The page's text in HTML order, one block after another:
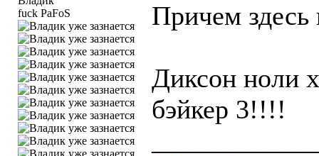
fuck PaFoS
Причем
Диксон ноли
бэйкер 3!!!!